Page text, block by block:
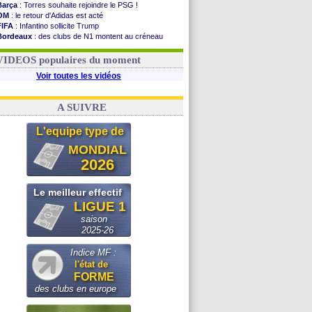
: Torres souhaite rejoindre le PSG !
: le retour d'Adidas est acté
: Infantino sollicite Trump
: des clubs de N1 montent au créneau
: le démenti de Leipzig pour Diomandé
populaires du moment
Voir toutes les vidéos
A SUIVRE
L'equipe type de
MONDIAL
2026
Le meilleur effectif
LIGUE 1
saison
2025-26
Indice MF :
l'état de
FORME
des clubs en europe